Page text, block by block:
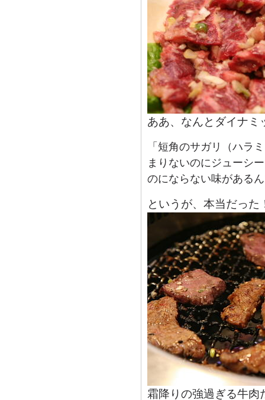
ああ、なんとダイナミ
「短角のサガリ（ハラ
まりないのにジューシ
のにならない味がある
というが、本当だった
霜降りの強過ぎる牛肉